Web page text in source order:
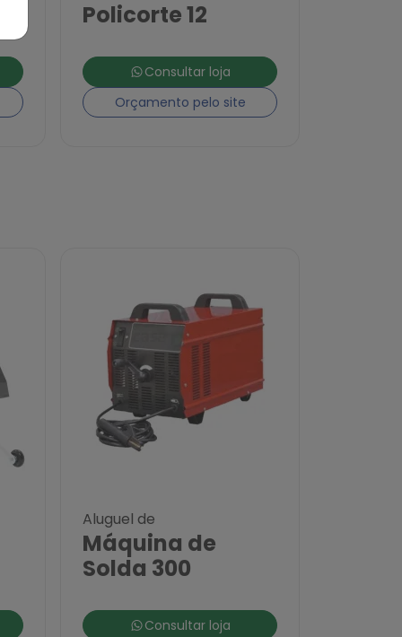
Policorte 12
Consultar loja
Orçamento pelo site
Aluguel de
Máquina de
Solda 300
Consultar loja